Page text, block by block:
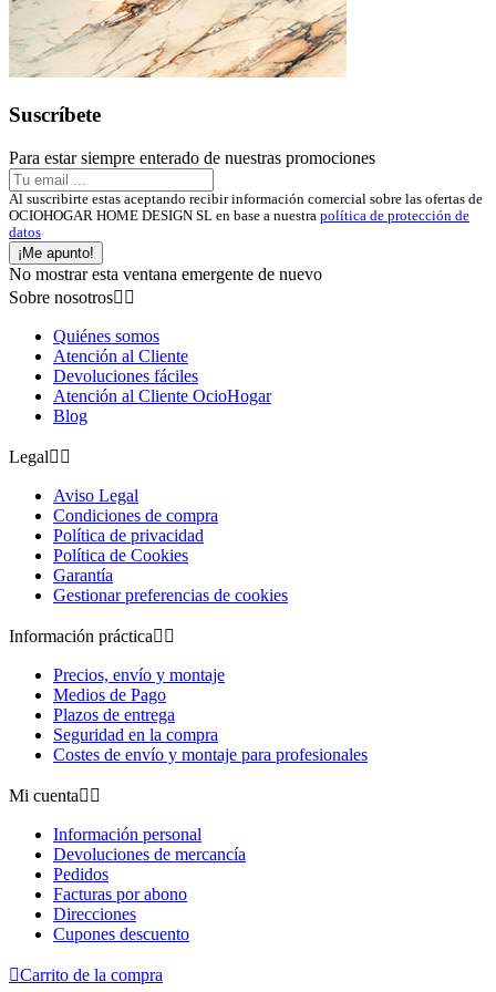
Suscríbete
Para estar siempre enterado de nuestras promociones
Al suscribirte estas aceptando recibir información comercial sobre las ofertas de
OCIOHOGAR HOME DESIGN SL en base a nuestra política de protección de
datos
¡Me apunto!
No mostrar esta ventana emergente de nuevo
Sobre nosotros 
Quiénes somos
Atención al Cliente
Devoluciones fáciles
Atención al Cliente OcioHogar
Blog
Legal 
Aviso Legal
Condiciones de compra
Política de privacidad
Política de Cookies
Garantía
Gestionar preferencias de cookies
Información práctica 
Precios, envío y montaje
Medios de Pago
Plazos de entrega
Seguridad en la compra
Costes de envío y montaje para profesionales
Mi cuenta 
Información personal
Devoluciones de mercancía
Pedidos
Facturas por abono
Direcciones
Cupones descuento
Carrito de la compra